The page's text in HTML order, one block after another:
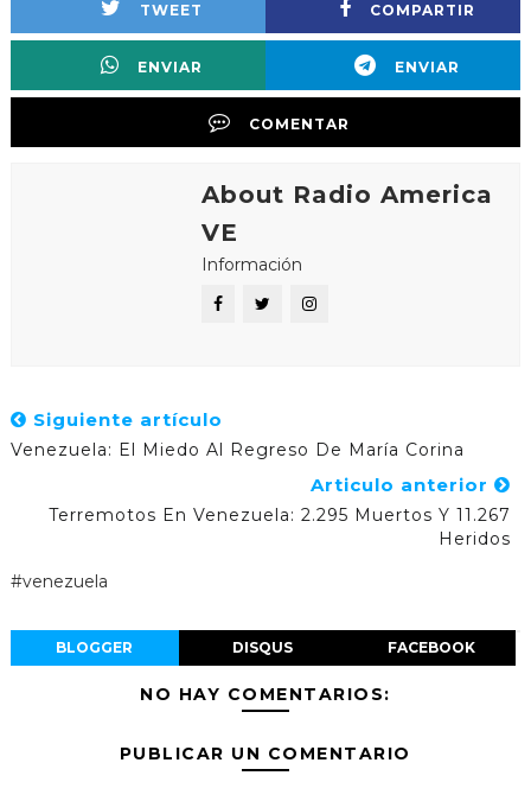
TWEET COMPARTIR
ENVIAR ENVIAR
COMENTAR
About Radio America
VE
Información
Siguiente artículo
Venezuela: El Miedo Al Regreso De María Corina
Articulo anterior
Terremotos En Venezuela: 2.295 Muertos Y 11.267
Heridos
#venezuela
BLOGGER DISQUS FACEBOOK
NO HAY COMENTARIOS:
PUBLICAR UN COMENTARIO